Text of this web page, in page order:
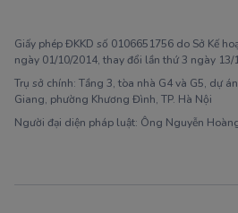
Giấy phép ĐKKD số 0106651756 do Sở Kế
ngày 01/10/2014, thay đổi lần thứ 3 ngày 13/
Trụ sở chính: Tầng 3, tòa nhà G4 và G5, dự
Giang, phường Khương Đình, TP. Hà Nội
Người đại diện pháp luật: Ông Nguyễn